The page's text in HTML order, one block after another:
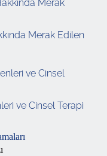
Merak Edilen
ve Cinsel Terapi